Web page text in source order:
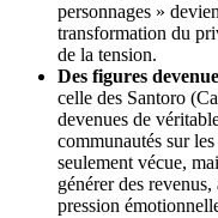
personnages »
transformation du
de la tension.
Des figures
celle des Santoro
devenues de
communautés sur
seulement vécue,
générer des
pression